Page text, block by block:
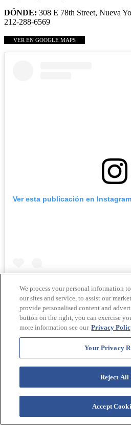
DÓNDE: 308 E 78th Street, Nueva
212-288-6569
VER EN GOOGLE MAPS
Ver esta publicación en Instagram
¡Ya es miércoles! Estamos
recoger pizza. Ordene en línea a
@caviar, también tenemos algo de
miércoles-sábado hasta las 8pm.
#staysafe
Una publicación compartida por
13 | Panadería de la calle Sullivan |
que produzca panes al estilo del Viejo
Sullivan Street Bakery. Además de
devorar una variedad de panes planos.
terroso y no se lo debe perder. El
Street, un pequeño brioche con
We process your personal information
our sites and service, to assist our
provide personalised content and
button on the right, you can exercise
more information see our Privacy
Your Privacy
Reject All
Accept